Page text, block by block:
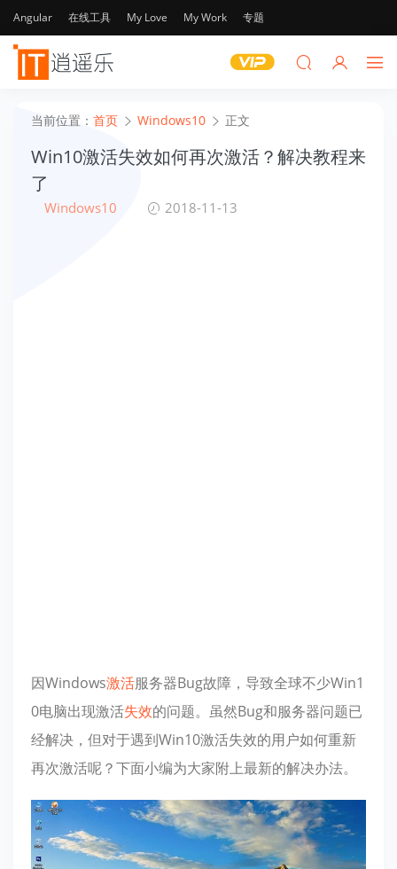
Angular 在线工具 My Love My Work 专题
当前位置： 首页 Windows10 正文
Win10激活失效如何再次激活？解决教程来
了
Windows10 2018-11-13
因Windows激活服务器Bug故障，导致全球不少Win1
0电脑出现激活失效的问题。虽然Bug和服务器问题已
经解决，但对于遇到Win10激活失效的用户如何重新
再次激活呢？下面小编为大家附上最新的解决办法。